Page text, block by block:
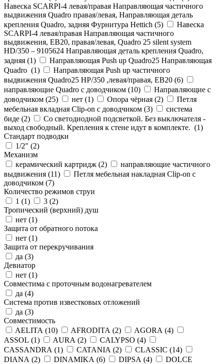
Навеска SCARPI-4 левая/правая Направляющая частичного
выдвижения Quadro правая/левая, Направляющая деталь
крепления Quadro, задняя Фурнитура Hettich (5)
Навеска
SCARPI-4 левая/правая Направляющая частичного
выдвижения, ЕВ20, правая/левая, Quadro 25 silent system
HD/350 – 9105624 Направляющая деталь крепления Quadro,
задняя (1)
Направляющая Push up Quadro25 Направляющая
Quadro (1)
Направляющая Push up частичного
выдвижения Quadro25 НР/350 ,левая/правая, ЕВ20 (6)
направляющие Quadro с доводчиком (10)
Направляющие с
доводчиком (25) нет (1) Опора чёрная (2)
Петля
мебельная вкладная Clip-on с доводчиком (3)
система
биде (2)
Со светодиодной подсветкой. Без выключателя -
выход свободный. Крепления к стене идут в комплекте. (1)
Стандарт подводки
1/2" (2)
Механизм
керамический картридж (2)
направляющие частичного
выдвижения (11)
Петля мебельная накладная Clip-on с
доводчиком (7)
Количество режимов струи
1 (1) 3 (2)
Тропический (верхний) душ
нет (1)
Защита от обратного потока
нет (1)
Защита от перекручивания
да (3)
Девиатор
нет (1)
Совместима с проточным водонагревателем
да (4)
Система против известковых отложений
да (3)
Совместимость
AELITA (10) AFRODITA (2) AGORA (4)
ASSOL (1) AURA (2) CALYPSO (4)
CASSANDRA (1) CATANIA (2) CLASSIC (14)
DIANA (2) DINAMIKA (6) DIPSA (4)
DOLCE